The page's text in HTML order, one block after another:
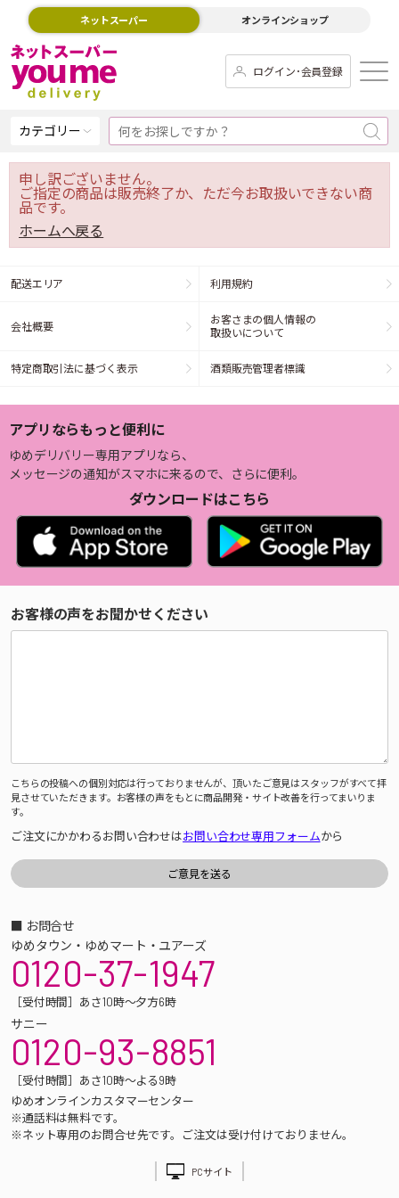
ネットスーパー オンラインショップ
ログイン･会員登録
カテゴリー
申し訳ございません。
ご指定の商品は販売終了か、ただ今お取扱いできない商
品です。
ホームへ戻る
配送エリア 利用規約
会社概要
お客さまの個人情報の
取扱いについて
特定商取引法に基づく表示 酒類販売管理者標識
アプリならもっと便利に
ゆめデリバリー専用アプリなら、
メッセージの通知がスマホに来るので、さらに便利。
ダウンロードはこちら
お客様の声をお聞かせください
こちらの投稿への個別対応は行っておりませんが、頂いたご意見はスタッフがすべて拝
見させていただきます。お客様の声をもとに商品開発・サイト改善を行ってまいりま
す。
ご注文にかかわるお問い合わせはお問い合わせ専用フォームから
■ お問合せ
ゆめタウン・ゆめマート・ユアーズ
0120-37-1947
［受付時間］あさ10時～夕方6時
サニー
0120-93-8851
［受付時間］あさ10時～よる9時
ゆめオンラインカスタマーセンター
※通話料は無料です。
※ネット専用のお問合せ先です。ご注文は受け付けておりません。
PCサイト